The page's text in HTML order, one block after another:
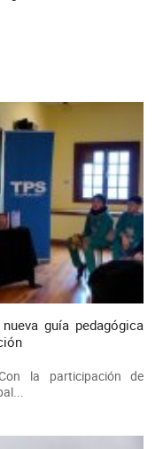
guía pedagógica
la participación de